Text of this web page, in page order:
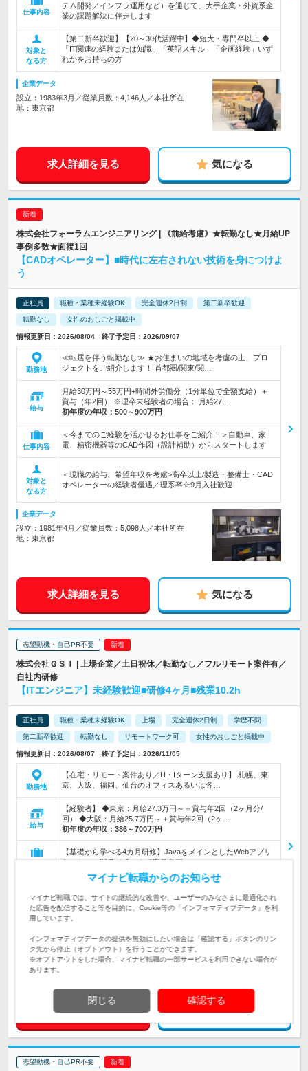
仕事内容
テム開発／インフラ運用など）を通じて、大手企業・外資系企
業の課題解決に伴走します
対象と
なる方
【第二新卒歓迎】【20～30代活躍中】◆短大・専門卒以上 ◆
「IT関連の経験または知識」「英語スキル」「企画経験」いず
れかをお持ちの方
企業データ
設立：1983年3月／従業員数：4,146人／本社所在
地：東京都
求人詳細を見る 気になる
株式会社フォーラムエンジニアリング | 《前給考慮》★転勤なし★月給UP
事例多数★面接1回
【CADオペレーター】■時代に左右されない技術を身につけよ
う
正社員 職種・業種未経験OK 完全週休2日制 第二新卒歓迎
転勤なし 女性のおしごと掲載中
情報更新日：2026/08/04 終了予定日：2026/09/07
勤務地
≪転居を伴う転勤なし≫ ★お住まいの地域を考慮の上、プロ
ジェクトをご紹介します！ 首都圏/関東/関…
給与
月給30万円～55万円+時間外労働分（1分単位で全額支給）＋
賞与（年2回） ※理卒未経験者の場合： 月給27…
初年度の年収： 500～900万円
仕事内容
＜今までのご経験を活かせるお仕事をご紹介！＞自動車、家
電、精密機器等のCAD作図（設計補助）からスタートします
対象と
なる方
＜現職の給与、希望年収を考慮>高卒以上/製造・整備士・CAD
オペレーターの経験者優遇／理系卒☆9月入社歓迎
企業データ
設立：1981年4月／従業員数：5,098人／本社所在
地：東京都
求人詳細を見る 気になる
志望動機・自己PR不要
株式会社ＧＳＩ | 上場企業／土日祝休／転勤なし／フルリモート案件有／
自社内研修
【ITエンジニア】未経験歓迎■研修4ヶ月■残業10.2h
正社員 職種・業種未経験OK 上場 完全週休2日制 学歴不問
第二新卒歓迎 転勤なし リモートワーク可 女性のおしごと掲載中
情報更新日：2026/08/07 終了予定日：2026/11/05
勤務地
【在宅・リモート案件あり／U・Iターン支援あり】 札幌、東
京、大阪、福岡、仙台のオフィスあるいは各…
給与
【経験者】 ◆東京：月給27.3万円～＋賞与年2回（2ヶ月分/
回） ◆大阪：月給25.7万円～＋賞与年2回（2ヶ…
初年度の年収： 386～700万円
【基礎から学べる4カ月研修】JavaをメインとしたWebアプリ
ケーション開発／チームで案件参画
対象と
なる方
る方ややってみたい方大歓迎★
設立：2006年10月／従業員数：544人／本社所在地：
北海道
求人詳細を見る 気になる
志望動機・自己PR不要
マイナビ転職からのお知らせ
マイナビ転職では、サイトの継続的な改善や、ユーザーのみなさまに最適化され
た広告を配信すること等を目的に、Cookie等の「インフォマティブデータ」を利
用しています。
インフォマティブデータの提供を無効にしたい場合は「確認する」ボタンのリン
ク先から停止（オプトアウト）を行うことができます。
※オプトアウトをした場合、マイナビ転職の一部サービスを利用できない場合が
あります。
閉じる 確認する